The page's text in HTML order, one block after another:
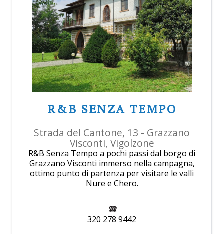
R&B SENZA TEMPO
Strada del Cantone, 13 - Grazzano
Visconti, Vigolzone
R&B Senza Tempo a pochi passi dal borgo di
Grazzano Visconti immerso nella campagna,
ottimo punto di partenza per visitare le valli
Nure e Chero.
320 278 9442